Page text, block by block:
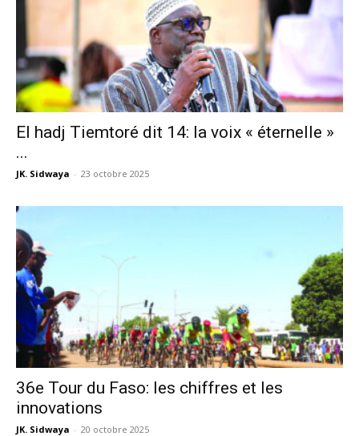
El hadj Tiemtoré dit 14: la voix « éternelle »
...
JK. Sidwaya - 23 octobre 2025
36e Tour du Faso: les chiffres et les
innovations
JK. Sidwaya - 20 octobre 2025